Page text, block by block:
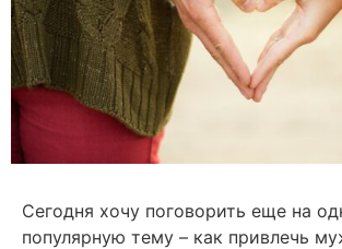
Cегодня хочу поговорить еще на
популярную тему – как привлечь